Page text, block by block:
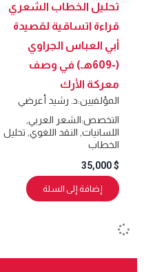
تحليل الخطاب الشعري
قراءة اتساقية لقصيدة
أبي العباس الجراوي
(-609هـ) في وصف
معركة الأرك
المؤلفيين:د. رشيد أعرضي
التخصص:الشعر العربي,
اللسانيات,النقد اللغوي,تحليل
الخطاب
35,000
إضافة إلى السلة